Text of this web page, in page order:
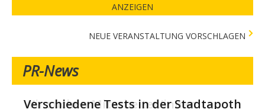
ANZEIGEN
NEUE VERANSTALTUNG VORSCHLAGEN
PR-News
Verschiedene Tests in der